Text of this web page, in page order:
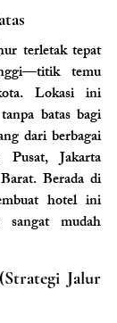
terletak tepat
temu
Lokasi ini
batas bagi
dari berbagai
Jakarta
Berada di
hotel ini
mudah
Jalur